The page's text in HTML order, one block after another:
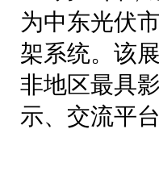
为中东光伏
架系统。该
非地区最具
示、交流平